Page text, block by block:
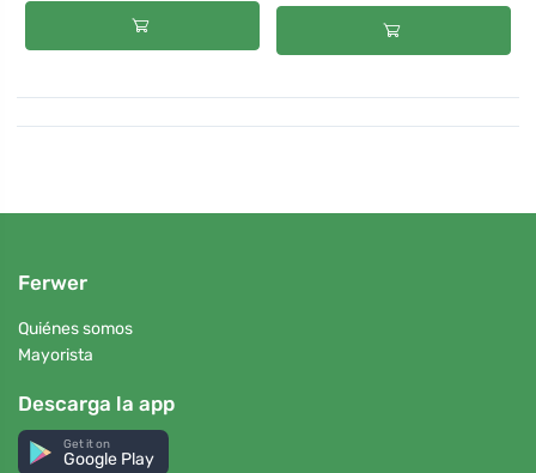
Ferwer
Quiénes somos
Mayorista
Descarga la app
Get it on
Google Play